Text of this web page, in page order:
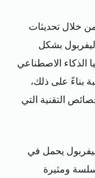
خلال تحديثات
بشكل
الذكاء الاصطناعي
بناءً على ذلك،
التقنية التي
أن دريم ليج 2025 مود ليفربول يحمل في
ومثيرة